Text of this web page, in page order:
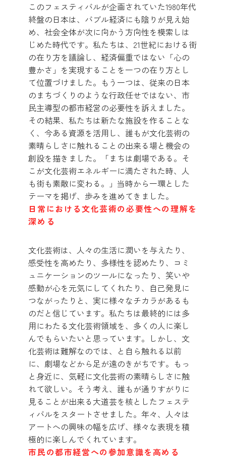
このフェスティバルが企画されていた1980年代
終盤の日本は、バブル経済にも陰りが見え始
め、社会全体が次に向かう方向性を模索しは
じめた時代です。私たちは、21世紀における街
の在り方を議論し、経済偏重ではない「心の
豊かさ」を実現することを一つの在り方とし
て位置づけました。もう一つは、従来の日本
のまちづくりのような行政任せではない、市
民主導型の都市経営の必要性を訴えました。
その結果、私たちは新たな施設を作ることな
く、今ある資源を活用し、誰もが文化芸術の
素晴らしさに触れることの出来る場と機会の
創設を描きました。「まちは劇場である。そ
こが文化芸術エネルギーに満たされた時、人
も街も素敵に変わる。」当時から一環とした
テーマを掲げ、歩みを進めてきました。
日常における文化芸術の必要性への理解を
深める
文化芸術は、人々の生活に潤いを与えたり、
感受性を高めたり、多様性を認めたり、コミ
ュニケーションのツールになったり、笑いや
感動が心を元気にしてくれたり、自己発見に
つながったりと、実に様々なチカラがあるも
のだと信じています。私たちは最終的には多
用にわたる文化芸術領域を、多くの人に楽し
んでもらいたいと思っています。しかし、文
化芸術は難解なのでは、と自ら触れる以前
に、劇場などから足が遠のきがちです。もっ
と身近に、気軽に文化芸術の素晴らしさに触
れて欲しい。そう考え、誰もが通りすがりに
見ることが出来る大道芸を核としたフェステ
ィバルをスタートさせました。年々、人々は
アートへの興味の幅を広げ、様々な表現を積
極的に楽しんでくれています。
市民の都市経営への参加意識を高める